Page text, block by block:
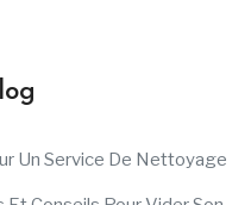
Un Service De Nettoyage